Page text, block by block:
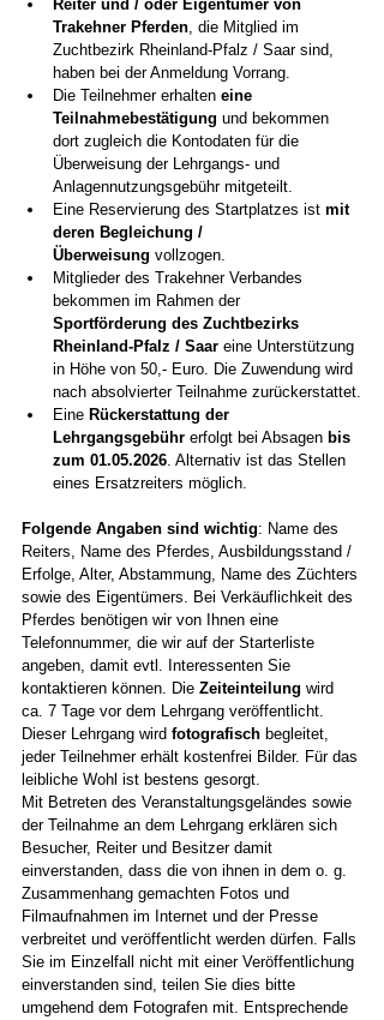
Reiter und / oder Eigentümer von
Trakehner Pferden, die Mitglied im
Zuchtbezirk Rheinland-Pfalz / Saar sind,
haben bei der Anmeldung Vorrang.
Die Teilnehmer erhalten eine
Teilnahmebestätigung und bekommen
dort zugleich die Kontodaten für die
Überweisung der Lehrgangs- und
Anlagennutzungsgebühr mitgeteilt.
Eine Reservierung des Startplatzes ist mit
deren Begleichung /
Überweisung vollzogen.
Mitglieder des Trakehner Verbandes
bekommen im Rahmen der
Sportförderung des Zuchtbezirks
Rheinland-Pfalz / Saar eine Unterstützung
in Höhe von 50,- Euro. Die Zuwendung wird
nach absolvierter Teilnahme zurückerstattet.
Eine Rückerstattung der
Lehrgangsgebühr erfolgt bei Absagen bis
zum 01.05.2026. Alternativ ist das Stellen
eines Ersatzreiters möglich.
Folgende Angaben sind wichtig: Name des
Reiters, Name des Pferdes, Ausbildungsstand /
Erfolge, Alter, Abstammung, Name des Züchters
sowie des Eigentümers. Bei Verkäuflichkeit des
Pferdes benötigen wir von Ihnen eine
Telefonnummer, die wir auf der Starterliste
angeben, damit evtl. Interessenten Sie
kontaktieren können. Die Zeiteinteilung wird
ca. 7 Tage vor dem Lehrgang veröffentlicht.
Dieser Lehrgang wird fotografisch begleitet,
jeder Teilnehmer erhält kostenfrei Bilder. Für das
leibliche Wohl ist bestens gesorgt.
Mit Betreten des Veranstaltungsgeländes sowie
der Teilnahme an dem Lehrgang erklären sich
Besucher, Reiter und Besitzer damit
einverstanden, dass die von ihnen in dem o. g.
Zusammenhang gemachten Fotos und
Filmaufnahmen im Internet und der Presse
verbreitet und veröffentlicht werden dürfen. Falls
Sie im Einzelfall nicht mit einer Veröffentlichung
einverstanden sind, teilen Sie dies bitte
umgehend dem Fotografen mit. Entsprechende